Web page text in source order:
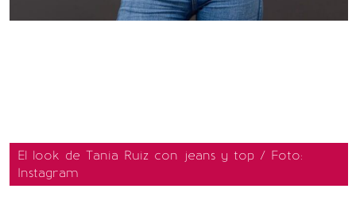
El look de Tania Ruiz con jeans y top / Foto:
Instagram